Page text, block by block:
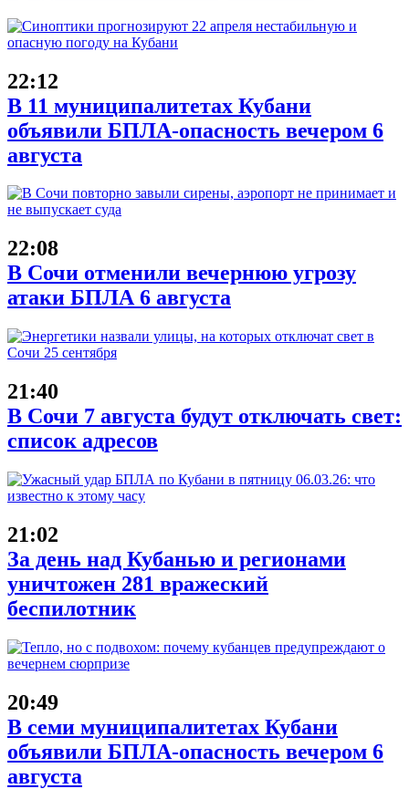
22:12
В 11 муниципалитетах Кубани
объявили БПЛА-опасность вечером 6
августа
22:08
В Сочи отменили вечернюю угрозу
атаки БПЛА 6 августа
21:40
В Сочи 7 августа будут отключать свет:
список адресов
21:02
За день над Кубанью и регионами
уничтожен 281 вражеский
беспилотник
20:49
В семи муниципалитетах Кубани
объявили БПЛА-опасность вечером 6
августа